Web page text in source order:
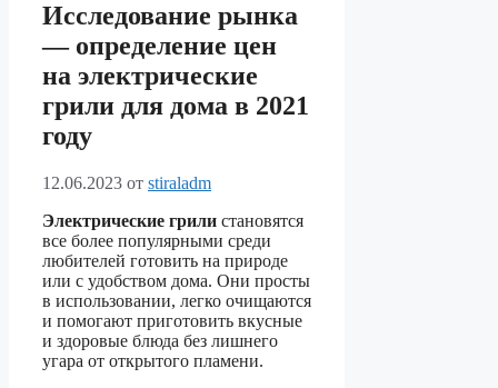
Исследование рынка
— определение цен
на электрические
грили для дома в 2021
году
12.06.2023 от stiraladm
Электрические грили становятся
все более популярными среди
любителей готовить на природе
или с удобством дома. Они просты
в использовании, легко очищаются
и помогают приготовить вкусные
и здоровые блюда без лишнего
угара от открытого пламени.